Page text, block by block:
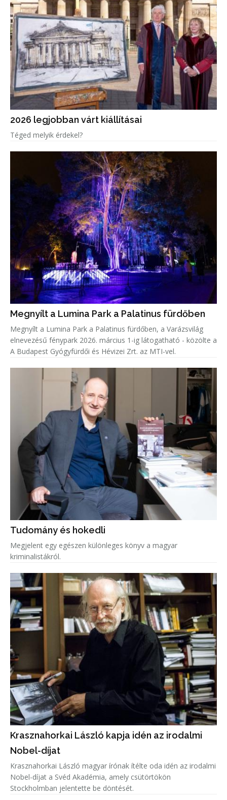
2026 legjobban várt kiállításai
Téged melyik érdekel?
Megnyílt a Lumina Park a Palatinus fürdőben
Megnyílt a Lumina Park a Palatinus fürdőben, a Varázsvilág
elnevezésű fénypark 2026. március 1-ig látogatható - közölte a
A Budapest Gyógyfürdői és Hévizei Zrt. az MTI-vel.
Tudomány és hokedli
Megjelent egy egészen különleges könyv a magyar
kriminalistákról.
Krasznahorkai László kapja idén az irodalmi
Nobel-díjat
Krasznahorkai László magyar írónak ítélte oda idén az irodalmi
Nobel-díjat a Svéd Akadémia, amely csütörtökön
Stockholmban jelentette be döntését.